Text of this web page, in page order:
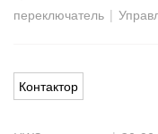
переключатель |
Контактор